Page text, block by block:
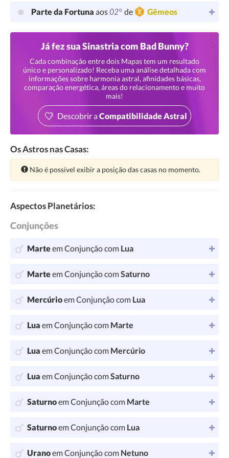
Parte da Fortuna aos02° de Gêmeos
Já fez sua Sinastria com Bad Bunny?
Cada combinação entre dois Mapas tem um resultado
único e personalizado! Receba uma análise detalhada com
informações sobre harmonia astral, afinidades básicas,
comparação energética, áreas do relacionamento e muito
mais!
Descobrir aCompatibilidade Astral
Os Astros nas Casas:
Atenção:
Não é possível exibir a posição das casas no momento.
Aspectos Planetários:
Conjunções
Marteem Conjunção com Lua
Marteem Conjunção comSaturno
Mercúrioem Conjunção com Lua
Lua em Conjunção com Marte
Lua em Conjunção com Mercúrio
Lua em Conjunção comSaturno
Saturnoem Conjunção com Marte
Saturnoem Conjunção com Lua
Uranoem Conjunção com Netuno